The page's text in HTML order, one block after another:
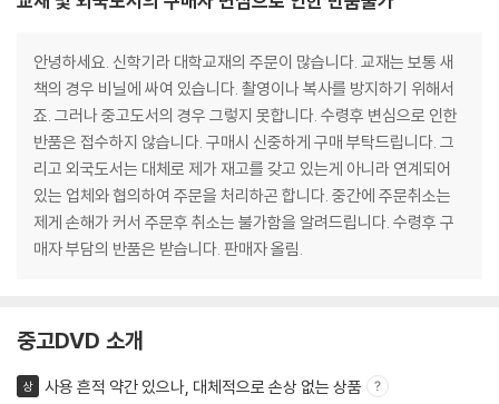
안녕하세요. 신학기라 대학교재의 주문이 많습니다. 교재는 보통 새
책의 경우 비닐에 싸여 있습니다. 촬영이나 복사를 방지하기 위해서
죠. 그러나 중고도서의 경우 그렇지 못합니다. 수령후 변심으로 인한
반품은 접수하지 않습니다. 구매시 신중하게 구매 부탁드립니다. 그
리고 외국도서는 대체로 제가 재고를 갖고 있는게 아니라 연계되어
있는 업체와 협의하여 주문을 처리하곤 합니다. 중간에 주문취소는
제게 손해가 커서 주문후 취소는 불가함을 알려드립니다. 수령후 구
매자 부담의 반품은 받습니다. 판매자 올림.
중고DVD 소개
상
사용 흔적 약간 있으나, 대체적으로 손상 없는 상품